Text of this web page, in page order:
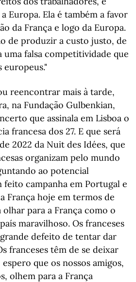
Europa. Ela é também a favor
da França e logo da Europa.
de produzir a custo justo, de
uma falsa competitividade que
europeus."
reencontrar mais à tarde,
na Fundação Gulbenkian,
que assinala em Lisboa o
francesa dos 27. E que será
2022 da Nuit des Idées, que
organizam pelo mundo
ao potencial
campanha em Portugal e
França hoje em termos de
para a França como o
maravilhoso. Os franceses
defeito de tentar dar
franceses têm de se deixar
que os nossos amigos,
olhem para a França